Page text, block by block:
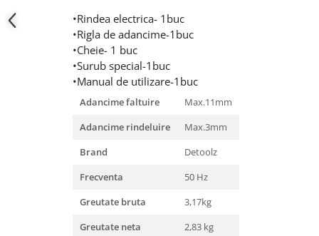
Hote cupolare
Hote decorative
Hote incorporabile
Hote telescopice
Accesorii masini de spalat &
Masini de spalat rufe cu uscator
Masini de spalat rufe verticale
•Rindea electrica- 1buc
•Rigla de adancime-1buc
•Cheie- 1 buc
•Surub special-1buc
•Manual de utilizare-1buc
Adancime faltuire
Max.11mm
Adancime rindeluire
Max.3mm
Brand
Detoolz
Frecventa
50 Hz
Greutate bruta
3,17kg
Greutate neta
2,83 kg